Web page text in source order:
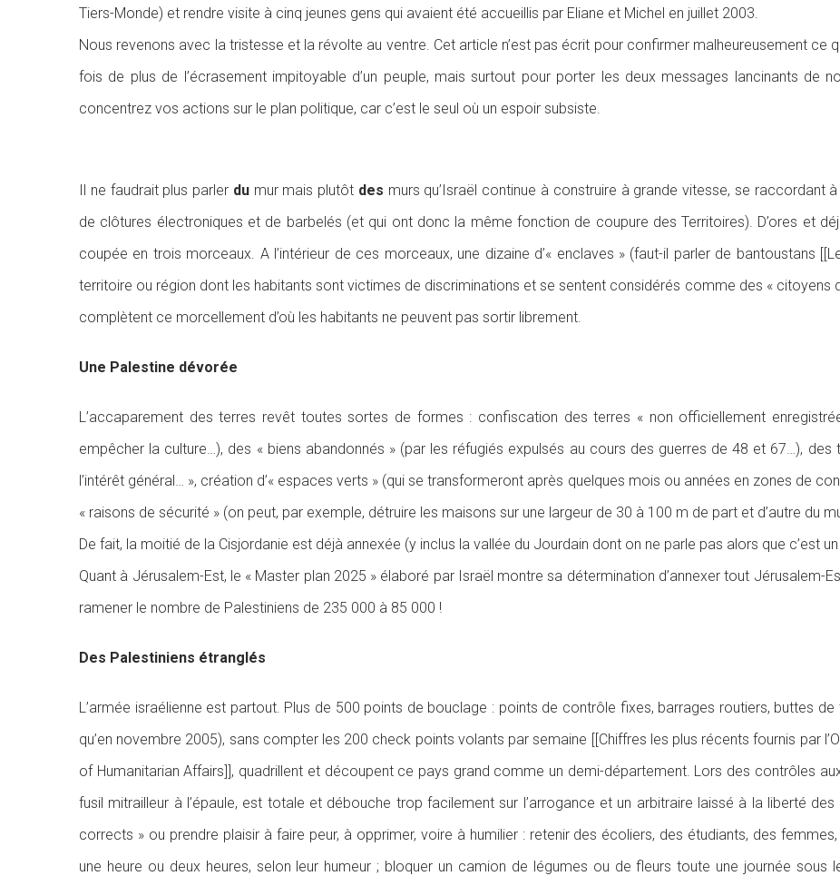
Tiers-Monde) et rendre visite à cinq jeunes gens qui avaient été accueillis par Eliane et Michel en juillet 2003.
Nous revenons avec la tristesse et la révolte au ventre. Cet article n’est pas écrit pour confirmer malheureusement ce
fois de plus de l’écrasement impitoyable d’un peuple, mais surtout pour porter les deux messages lancinants de
concentrez vos actions sur le plan politique, car c’est le seul où un espoir subsiste.
Il ne faudrait plus parler dumur mais plutôt des murs qu’Israël continue à construire à grande vitesse, se raccordant
de clôtures électroniques et de barbelés (et qui ont donc la même fonction de coupure des Territoires). D’ores et
coupée en trois morceaux. A l’intérieur de ces morceaux, une dizaine d’« enclaves » (faut-il parler de bantoustans
territoire ou région dont les habitants sont victimes de discriminations et se sentent considérés comme des « citoyens
complètent ce morcellement d’où les habitants ne peuvent pas sortir librement.
Une Palestine dévorée
L’accaparement des terres revêt toutes sortes de formes : confiscation des terres « non officiellement
empêcher la culture…), des « biens abandonnés » (par les réfugiés expulsés au cours des guerres de 48 et 67…),
l’intérêt général… », création d’« espaces verts » (qui se transformeront après quelques mois ou années en zones de
« raisons de sécurité » (on peut, par exemple, détruire les maisons sur une largeur de 30 à 100 m de part et d’autre du
De fait, la moitié de la Cisjordanie est déjà annexée (y inclus la vallée du Jourdain dont on ne parle pas alors que c’est
Quant à Jérusalem-Est, le « Master plan 2025 » élaboré par Israël montre sa détermination d’annexer tout Jérusalem-
ramener le nombre de Palestiniens de 235 000 à 85 000 !
Des Palestiniens étranglés
L’armée israélienne est partout. Plus de 500 points de bouclage : points de contrôle fixes, barrages routiers, buttes
qu’en novembre 2005), sans compter les 200 check points volants par semaine [[Chiffres les plus récents fournis par
of Humanitarian Affairs]], quadrillent et découpent ce pays grand comme un demi-département. Lors des contrôles
fusil mitrailleur à l’épaule, est totale et débouche trop facilement sur l’arrogance et un arbitraire laissé à la liberté
corrects » ou prendre plaisir à faire peur, à opprimer, voire à humilier : retenir des écoliers, des étudiants, des
une heure ou deux heures, selon leur humeur ; bloquer un camion de légumes ou de fleurs toute une journée sous